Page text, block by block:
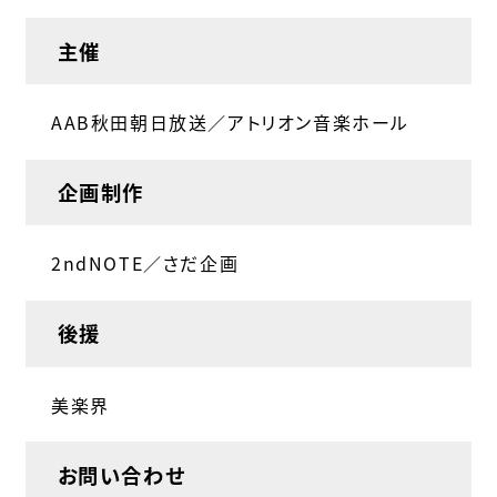
主催
AAB秋田朝日放送／アトリオン音楽ホール
企画制作
2ndNOTE／さだ企画
後援
美楽界
お問い合わせ